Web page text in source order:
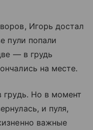
Игорь достал
пули попали
— в грудь
на месте.
грудь. Но в момент
и пуля,
важные